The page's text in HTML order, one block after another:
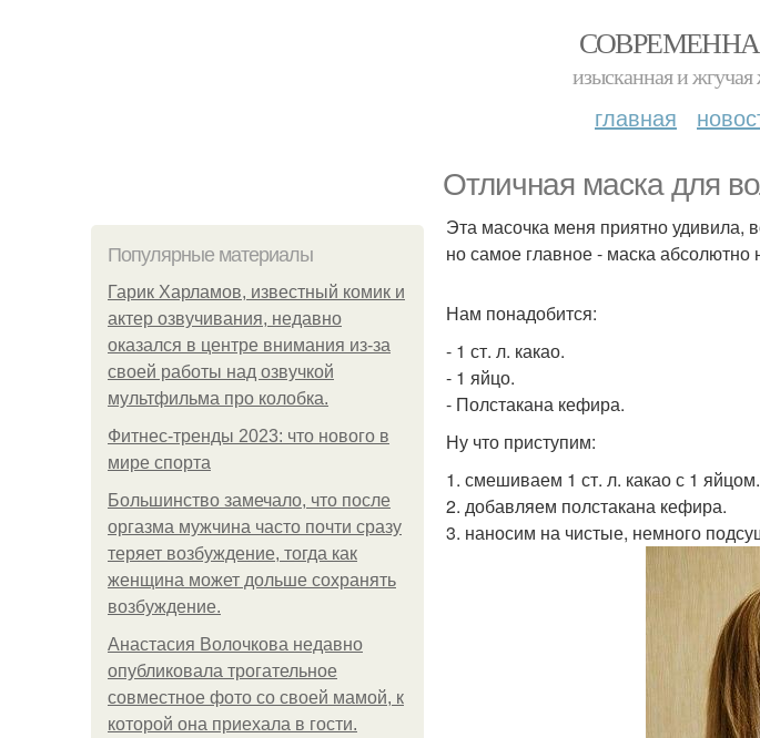
изысканная и жгучая
главная
Отличная маска для
Популярные материалы
Гарик Харламов, известный комик и
актер озвучивания, недавно
оказался в центре внимания из-за
своей работы над озвучкой
мультфильма про колобка.
Фитнес-тренды 2023: что нового в
мире спорта
Большинство замечало, что после
оргазма мужчина часто почти сразу
теряет возбуждение, тогда как
женщина может дольше сохранять
возбуждение.
Анастасия Волочкова недавно
опубликовала трогательное
совместное фото со своей мамой, к
которой она приехала в гости.
Эта масочка меня приятно
но самое главное - маска
Нам понадобится:
- 1 ст. л. какао.
- 1 яйцо.
- Полстакана кефира.
Ну что приступим:
1. смешиваем 1 ст. л. какао с 1 яйцом.
2. добавляем полстакана кефира.
3. наносим на чистые, немного